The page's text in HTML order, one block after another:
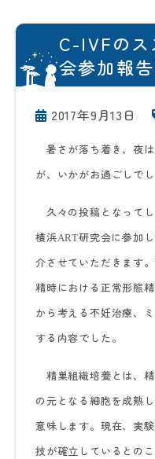
C-IVFのス
会参加報告
2017年9月13日
暑さが落ち着き、夜
が、いかがお過ごしで
久々の投稿となって
横浜ART研究会に参加
介させていただきます
精時における正常形態
から考える不妊治療、
する内容でした。
精巣組織培養とは、
の元となる細胞を成熟
意味します。現在、実
技が確立しているとの